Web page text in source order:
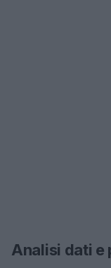
Analisi dati e